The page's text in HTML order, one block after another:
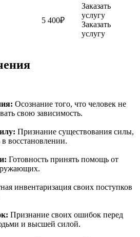
5 400₽
Заказать
услугу
Заказать
услугу
Осознание того, что человек не
свою зависимость.
Признание существования силы,
восстановлении.
Готовность принять помощь от
инвентаризация своих поступков
Признание своих ошибок перед
и высшей силой.